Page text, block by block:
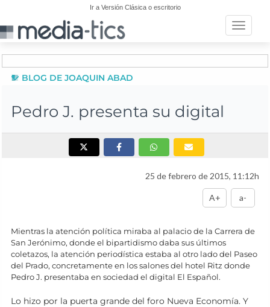
Ir a Versión Clásica o escritorio
Toggle
BLOG DE JOAQUIN ABAD
Pedro J. presenta su digital
25 de febrero de 2015, 11:12h
A+ a-
Mientras la atención política miraba al palacio de la Carrera de
San Jerónimo, donde el bipartidismo daba sus últimos
coletazos, la atención periodística estaba al otro lado del Paseo
del Prado, concretamente en los salones del hotel Ritz donde
Pedro J. presentaba en sociedad el digital El Español.
Lo hizo por la puerta grande del foro Nueva Economía. Y